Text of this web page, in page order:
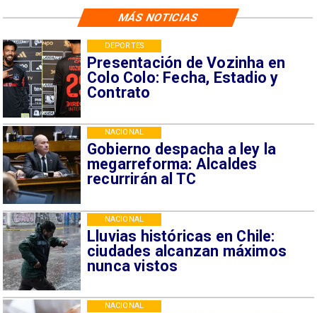
Presentación de Vozinha en
Colo Colo: Fecha, Estadio y
Contrato
DEPORTES
Gobierno despacha a ley la
megarreforma: Alcaldes
recurrirán al TC
NACIONAL
Lluvias históricas en Chile:
ciudades alcanzan máximos
nunca vistos
NACIONAL
NACIONAL
MÁS NOTICIAS